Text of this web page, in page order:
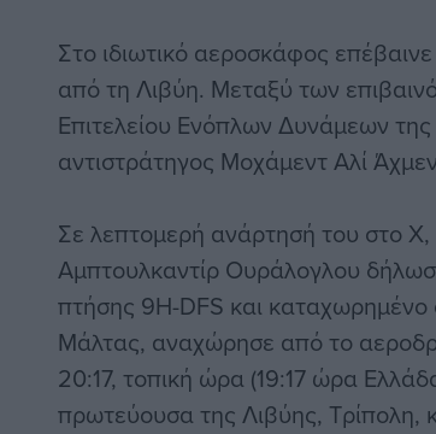
Στο ιδιωτικό αεροσκάφος
από τη Λιβύη. Μεταξύ των
Επιτελείου Ενόπλων Δυνάμεων
αντιστράτηγος Μοχάμεντ Αλί
Σε λεπτομερή ανάρτησή του στο
Αμπτουλκαντίρ Ουράλογλου
πτήσης 9H-DFS και καταχωρημένο
Μάλτας, αναχώρησε από το
20:17, τοπική ώρα (19:17 ώρα
πρωτεύουσα της Λιβύης, Τρίπολη,